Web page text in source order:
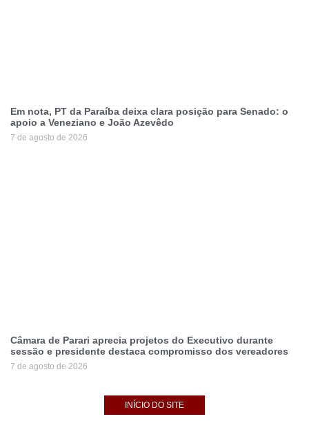
Em nota, PT da Paraíba deixa clara posição para Senado: o
apoio a Veneziano e João Azevêdo
7 de agosto de 2026
Câmara de Parari aprecia projetos do Executivo durante
sessão e presidente destaca compromisso dos vereadores
7 de agosto de 2026
INÍCIO DO SITE